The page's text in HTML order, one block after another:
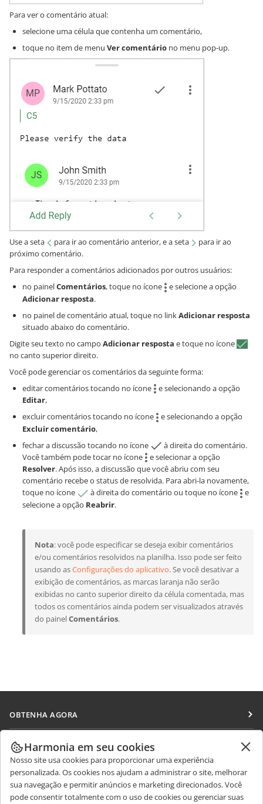
Para ver o comentário atual:
selecione uma célula que contenha um comentário,
toque no item de menu Ver comentário no menu pop-up.
Use a seta para ir ao comentário anterior, e a seta
para ir ao
próximo comentário.
Para responder a comentários adicionados por outros usuários:
no painelComentários, toque no ícone
e selecione a opção
Adicionar resposta.
no painel de comentário atual, toque no linkAdicionar resposta
situado abaixo do comentário.
Digite seu texto no campo Adicionar resposta e toque no ícone
no canto superior direito.
Você pode gerenciar os comentários da seguinte forma:
editar comentários tocando no ícone
e selecionando a opção
Editar,
excluir comentários tocando no ícone
e selecionando a opção
Excluir comentário,
fechar a discussão tocando no ícone
à direita do comentário.
Você também pode tocar no ícone
e selecionar a opção
Resolver. Após isso, a discussão que você abriu com seu
comentário recebe o status de resolvida. Para abri-la novamente,
toque no ícone
à direita do comentário ou toque no ícone
e
selecione a opção Reabrir.
Nota: você pode especificar se deseja exibir comentários
e/ou comentários resolvidos na planilha. Isso pode ser feito
usando asConfigurações do aplicativo. Se você desativar a
exibição de comentários, as marcas laranja não serão
exibidas no canto superior direito da célula comentada, mas
todos os comentários ainda podem ser visualizados através
do painelComentários.
OBTENHA AGORA
Docs
DocSpace
Workspace
Conectores
COLABORAR
Para colaboradores
Para tradutores
Para influenciadores
RECEBA NOTÍCIAS
Blog
OBTER AJUDA
Harmonia em seu cookies
Nosso site usa cookies para proporcionar uma experiência
personalizada. Os cookies nos ajudam a administrar o site, melhorar
sua navegação e permitir anúncios e marketing direcionados. Você
pode consentir totalmente com o uso de cookies ou gerenciar suas